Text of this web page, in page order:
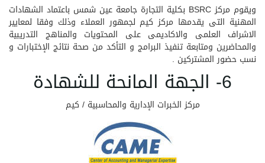
ويقوم مركز BSRC بكلية التجارة جامعة عين شمس باعتماد الشهادات
المهنية التى يقدمها مركز كيم لجمهور العملاء وذلك وفقا لمعايير
الاشراف العلمى والاكاديمى على المحتويات والمناهج التدريبية
والمحاضرين ومتابعة تنفيذ البرامج و التأكد من صحة نتائج الإختبارات و
نسب حضور المشتركين .
6- الجهة المانحة للشهادة
مركز الخبرات الإدارية والمحاسبية / كيم